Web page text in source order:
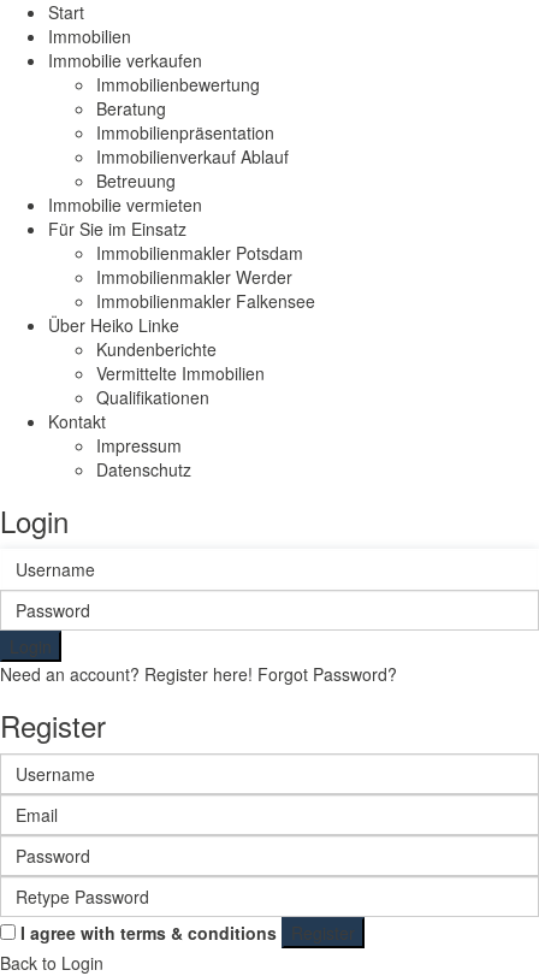
Start
Immobilien
Immobilie verkaufen
Immobilienbewertung
Beratung
Immobilienpräsentation
Immobilienverkauf Ablauf
Betreuung
Immobilie vermieten
Für Sie im Einsatz
Immobilienmakler Potsdam
Immobilienmakler Werder
Immobilienmakler Falkensee
Über Heiko Linke
Kundenberichte
Vermittelte Immobilien
Qualifikationen
Kontakt
Impressum
Datenschutz
Login
Login
Need an account? Register here! Forgot Password?
Register
I agree with terms & conditions
Register
Back to Login